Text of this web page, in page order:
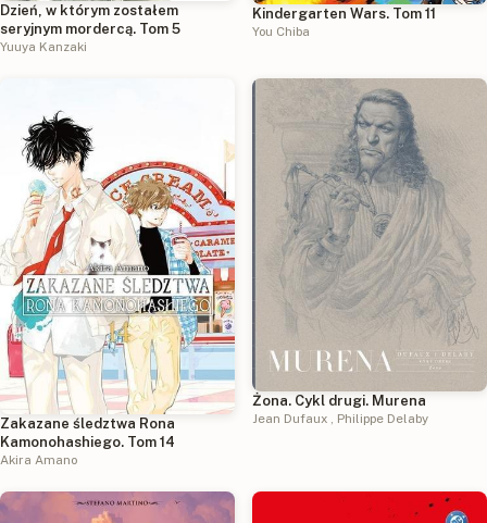
Dzień, w którym zostałem
seryjnym mordercą. Tom 5
Yuuya Kanzaki
Kindergarten Wars. Tom 11
You Chiba
Zakazane śledztwa Rona
Kamonohashiego. Tom 14
Akira Amano
Żona. Cykl drugi. Murena
Jean Dufaux , Philippe Delaby